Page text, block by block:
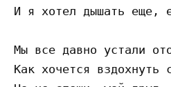
И я хотел дышать еще,
Мы все давно устали
Как хочется вздохнуть